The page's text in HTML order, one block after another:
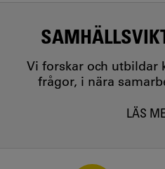
Vi forskar och utbildar
frågor, i nära
LÄS